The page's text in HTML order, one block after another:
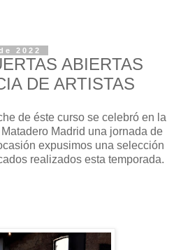
2022
ABIERTAS
DE ARTISTAS
de éste curso se celebró en la
Madrid una jornada de
expusimos una selección
realizados esta temporada.